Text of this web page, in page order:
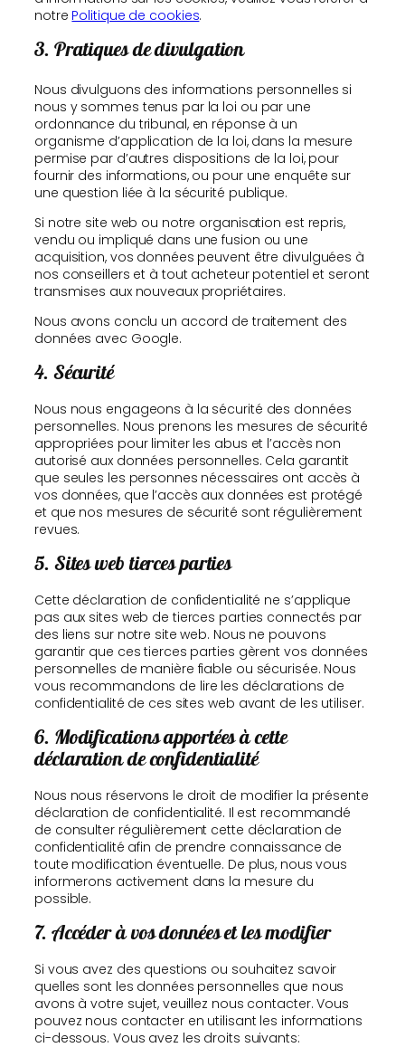
notre Politique de cookies.
3. Pratiques de divulgation
Nous divulguons des informations personnelles si
nous y sommes tenus par la loi ou par une
ordonnance du tribunal, en réponse à un
organisme d’application de la loi, dans la mesure
permise par d’autres dispositions de la loi, pour
fournir des informations, ou pour une enquête sur
une question liée à la sécurité publique.
Si notre site web ou notre organisation est repris,
vendu ou impliqué dans une fusion ou une
acquisition, vos données peuvent être divulguées à
nos conseillers et à tout acheteur potentiel et seront
transmises aux nouveaux propriétaires.
Nous avons conclu un accord de traitement des
données avec Google.
4. Sécurité
Nous nous engageons à la sécurité des données
personnelles. Nous prenons les mesures de sécurité
appropriées pour limiter les abus et l’accès non
autorisé aux données personnelles. Cela garantit
que seules les personnes nécessaires ont accès à
vos données, que l’accès aux données est protégé
et que nos mesures de sécurité sont régulièrement
revues.
5. Sites web tierces parties
Cette déclaration de confidentialité ne s’applique
pas aux sites web de tierces parties connectés par
des liens sur notre site web. Nous ne pouvons
garantir que ces tierces parties gèrent vos données
personnelles de manière fiable ou sécurisée. Nous
vous recommandons de lire les déclarations de
confidentialité de ces sites web avant de les utiliser.
6. Modifications apportées à cette
déclaration de confidentialité
Nous nous réservons le droit de modifier la présente
déclaration de confidentialité. Il est recommandé
de consulter régulièrement cette déclaration de
confidentialité afin de prendre connaissance de
toute modification éventuelle. De plus, nous vous
informerons activement dans la mesure du
possible.
7. Accéder à vos données et les modifier
Si vous avez des questions ou souhaitez savoir
quelles sont les données personnelles que nous
avons à votre sujet, veuillez nous contacter. Vous
pouvez nous contacter en utilisant les informations
ci-dessous. Vous avez les droits suivants: